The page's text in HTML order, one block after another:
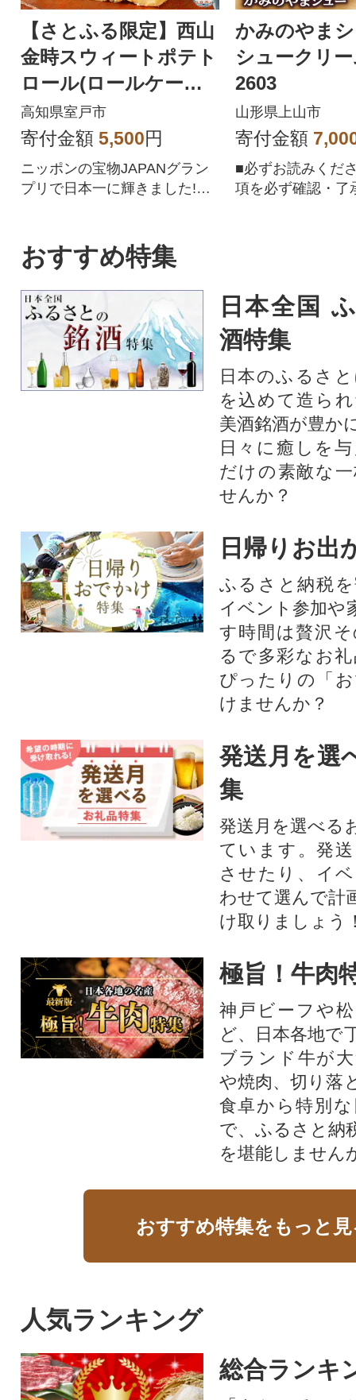
【さとふる限定】西山
金時スウィートポテト
ロール(ロールケーキ)
室戸産お芋を使用した
人気のスイーツ
高知県室戸市
寄付金額 5,500円
ニッポンの宝物JAPANグラン
プリで日本一に輝きました!甘
ポテトロール(芋スイーツ)はク
リスマスにもお楽しみいただ
けます。食後のデザートやス
ウィーツ、洋菓子(芋菓子)、お
菓子好きの方へのプレゼント
としてもおすすめです。コー
ヒーと一緒におやつにも、大
切な人へのギフトにも喜ばれ
かみのやま
シュークリ
2603
山形県上山市
寄付金額
■必ずお読みくだ
項を必ず確認・了
おすすめ特集
日本全国
酒特集
日本のふるさ
を込めて造ら
美酒銘酒が豊か
日々に癒しを
だけの素敵な
せんか？
日帰りお出
ふるさと納税
イベント参加や
す時間は贅沢
るで多彩なお
ぴったりの「
けませんか？
発送月を選
集
発送月を選べる
ています。発
させたり、イ
わせて選んで計
け取りましょう
極旨！牛肉
神戸ビーフや
ど、日本各地で
ブランド牛が
や焼肉、切り落
食卓から特別
で、ふるさと納
を堪能しません
おすすめ特集をもっと
人気ランキング
総合ランキ